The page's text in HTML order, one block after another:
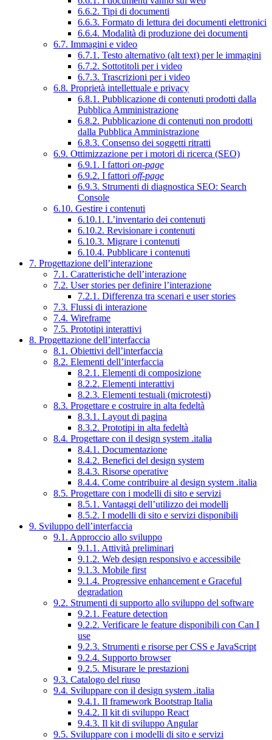
6.6.2. Tipi di documenti
6.6.3. Formato di lettura dei documenti elettronici
6.6.4. Modalità di produzione dei documenti
6.7. Immagini e video
6.7.1. Testo alternativo (alt text) per le immagini
6.7.2. Sottotitoli per i video
6.7.3. Trascrizioni per i video
6.8. Proprietà intellettuale e privacy
6.8.1. Pubblicazione di contenuti prodotti dalla
Pubblica Amministrazione
6.8.2. Pubblicazione di contenuti non prodotti
dalla Pubblica Amministrazione
6.8.3. Consenso dei soggetti ritratti
6.9. Ottimizzazione per i motori di ricerca (SEO)
6.9.1. I fattori on-page
6.9.2. I fattori off-page
6.9.3. Strumenti di diagnostica SEO: Search
Console
6.10. Gestire i contenuti
6.10.1. L’inventario dei contenuti
6.10.2. Revisionare i contenuti
6.10.3. Migrare i contenuti
6.10.4. Pubblicare i contenuti
7. Progettazione dell’interazione
7.1. Caratteristiche dell’interazione
7.2. User stories per definire l’interazione
7.2.1. Differenza tra scenari e user stories
7.3. Flussi di interazione
7.4. Wireframe
7.5. Prototipi interattivi
8. Progettazione dell’interfaccia
8.1. Obiettivi dell’interfaccia
8.2. Elementi dell’interfaccia
8.2.1. Elementi di composizione
8.2.2. Elementi interattivi
8.2.3. Elementi testuali (microtesti)
8.3. Progettare e costruire in alta fedeltà
8.3.1. Layout di pagina
8.3.2. Prototipi in alta fedeltà
8.4. Progettare con il design system .italia
8.4.1. Documentazione
8.4.2. Benefici del design system
8.4.3. Risorse operative
8.4.4. Come contribuire al design system .italia
8.5. Progettare con i modelli di sito e servizi
8.5.1. Vantaggi dell’utilizzo dei modelli
8.5.2. I modelli di sito e servizi disponibili
9. Sviluppo dell’interfaccia
9.1. Approccio allo sviluppo
9.1.1. Attività preliminari
9.1.2. Web design responsivo e accessibile
9.1.3. Mobile first
9.1.4. Progressive enhancement e Graceful
degradation
9.2. Strumenti di supporto allo sviluppo del software
9.2.1. Feature detection
9.2.2. Verificare le feature disponibili con Can I
use
9.2.3. Strumenti e risorse per CSS e JavaScript
9.2.4. Supporto browser
9.2.5. Misurare le prestazioni
9.3. Catalogo del riuso
9.4. Sviluppare con il design system .italia
9.4.1. Il framework Bootstrap Italia
9.4.2. Il kit di sviluppo React
9.4.3. Il kit di sviluppo Angular
9.5. Sviluppare con i modelli di sito e servizi